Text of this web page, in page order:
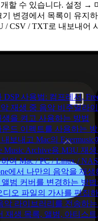
DSP 사용법: 컴프레서,
악 재생 중 음악 비주얼라
을 켜고 사용하는 방법
운드 이펙트를 사용하는
보내고 Mac의
Music Archive용 M3U 재
여 Mac / PC / Linux /
에서 나만의 음악을 재
범 커버를 변경하는 방
디오 파일의 가사를 편집
악 라이브러리를 전송하
재생 목록, 앨범, 아티스
할 수 있습니다. 설정 →
변경에서 목록이 유지하
/ CSV / TXT로 내보내어